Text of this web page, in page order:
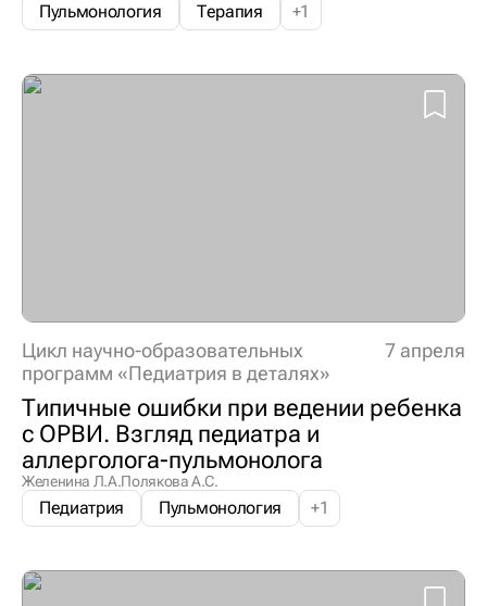
Пульмонология Терапия +1
Цикл научно-образовательных
программ «Педиатрия в деталях»
7 апреля
Типичные ошибки при ведении ребенка
с ОРВИ. Взгляд педиатра и
аллерголога-пульмонолога
Желенина Л.А.Полякова А.С.
Педиатрия Пульмонология +1